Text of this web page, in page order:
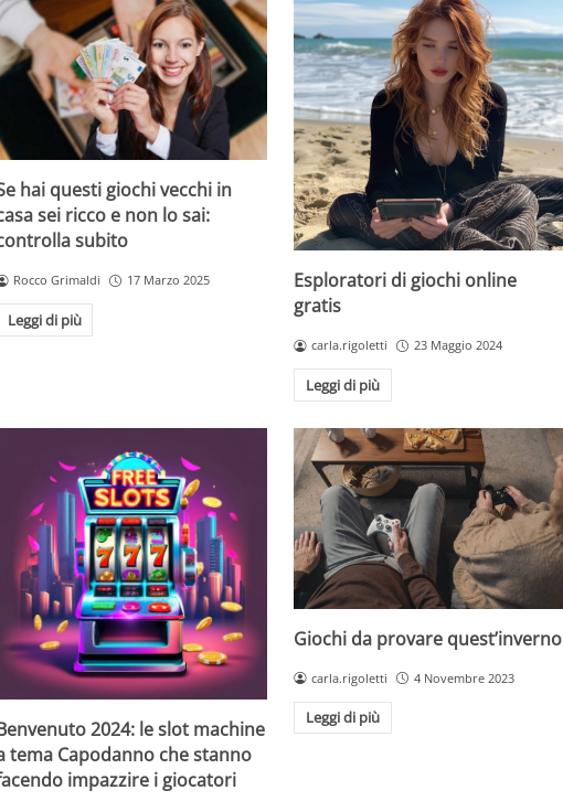
hai questi giochi vecchi in
sei ricco e non lo sai:
subito
Rocco Grimaldi 17 Marzo 2025
Leggi di più
Esploratori di giochi online
gratis
carla.rigoletti 23 Maggio 2024
Leggi di più
2024: le slot machine
tema Capodanno che stanno
impazzire i giocatori
Giochi da provare quest’inverno
carla.rigoletti 4 Novembre 2023
Leggi di più